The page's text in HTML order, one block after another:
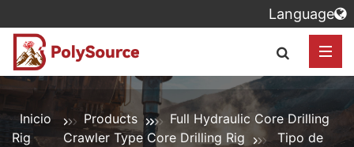
Inicio Products
Full Hydraulic Core Drilling
Rig
Crawler Type Core Drilling Rig
Tipo de
Language